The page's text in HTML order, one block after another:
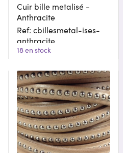
Cuir bille metalisé -
Anthracite
Ref: cbillesmetal-ises-
anthracite
18 en stock